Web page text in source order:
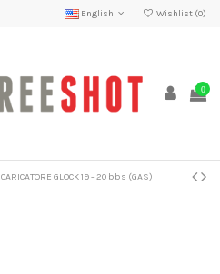
English Wishlist (0)
0
CARICATORE GLOCK 19 - 20 bbs (GAS)